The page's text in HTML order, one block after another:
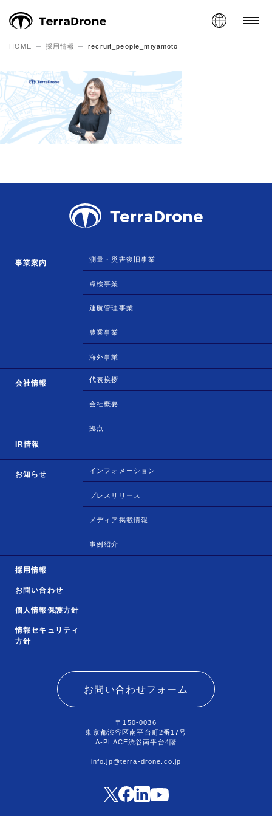
HOME 採用情報 recruit_people_miyamoto
事業案内 測量・災害復旧事業
点検事業
運航管理事業
農業事業
海外事業
会社情報 代表挨拶
会社概要
拠点
IR情報
お知らせ インフォメーション
プレスリリース
メディア掲載情報
事例紹介
採用情報
お問い合わせ
個人情報保護方針
情報セキュリティ
方針
お問い合わせフォーム
〒150-0036
東京都渋谷区南平台町2番17号
A-PLACE渋谷南平台4階
info.jp@terra-drone.co.jp